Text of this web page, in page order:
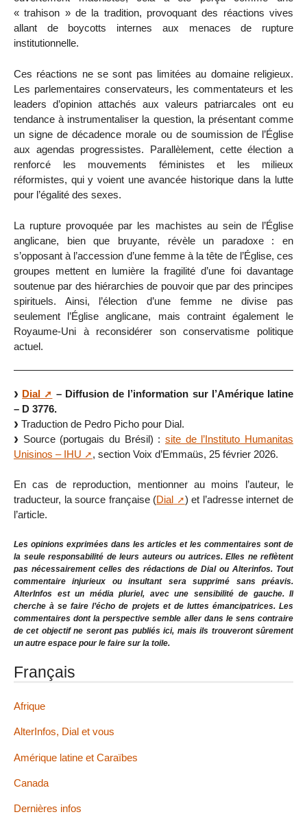
« trahison » de la tradition, provoquant des réactions vives
allant de boycotts internes aux menaces de rupture
institutionnelle.
Ces réactions ne se sont pas limitées au domaine religieux.
Les parlementaires conservateurs, les commentateurs et les
leaders d’opinion attachés aux valeurs patriarcales ont eu
tendance à instrumentaliser la question, la présentant comme
un signe de décadence morale ou de soumission de l’Église
aux agendas progressistes. Parallèlement, cette élection a
renforcé les mouvements féministes et les milieux
réformistes, qui y voient une avancée historique dans la lutte
pour l’égalité des sexes.
La rupture provoquée par les machistes au sein de l’Église
anglicane, bien que bruyante, révèle un paradoxe : en
s’opposant à l’accession d’une femme à la tête de l’Église, ces
groupes mettent en lumière la fragilité d’une foi davantage
soutenue par des hiérarchies de pouvoir que par des principes
spirituels. Ainsi, l’élection d’une femme ne divise pas
seulement l’Église anglicane, mais contraint également le
Royaume-Uni à reconsidérer son conservatisme politique
actuel.
Dial
– Diffusion de l’information sur l’Amérique latine
– D 3776.
Traduction de Pedro Picho pour Dial.
Source (portugais du Brésil) : site de l’Instituto Humanitas
Unisinos – IHU
, section Voix d’Emmaüs, 25 février 2026.
En cas de reproduction, mentionner au moins l’auteur, le
traducteur, la source française (Dial
) et l’adresse internet de
l’article.
Les opinions exprimées dans les articles et les commentaires sont de
la seule responsabilité de leurs auteurs ou autrices. Elles ne reflètent
pas nécessairement celles des rédactions de Dial ou Alterinfos. Tout
commentaire injurieux ou insultant sera supprimé sans préavis.
AlterInfos est un média pluriel, avec une sensibilité de gauche. Il
cherche à se faire l’écho de projets et de luttes émancipatrices. Les
commentaires dont la perspective semble aller dans le sens contraire
de cet objectif ne seront pas publiés ici, mais ils trouveront sûrement
un autre espace pour le faire sur la toile.
Français
Afrique
AlterInfos, Dial et vous
Amérique latine et Caraïbes
Canada
Dernières infos